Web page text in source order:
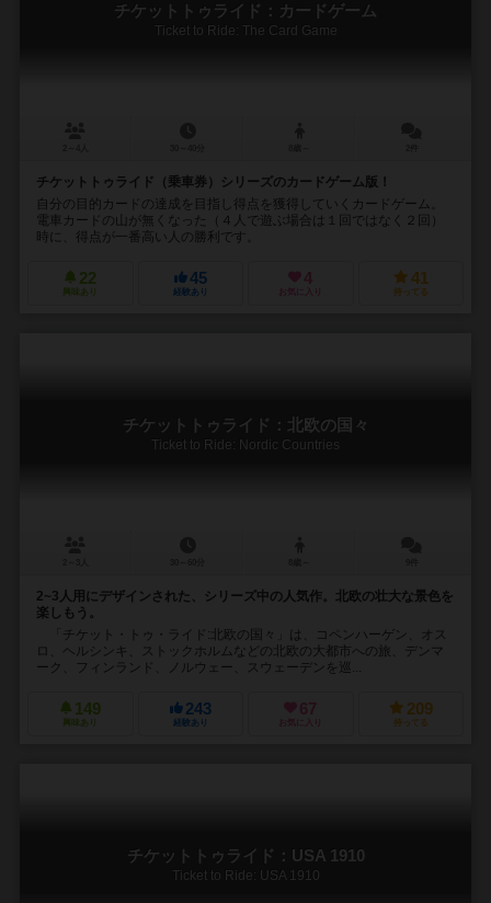
チケットトゥライド：カードゲーム
Ticket to Ride: The Card Game
チケットトゥライド（乗車券）シリーズのカードゲーム版！
自分の目的カードの達成を目指し得点を獲得していくカードゲーム。
電車カードの山が無くなった（４人で遊ぶ場合は１回ではなく２回）
時に、得点が一番高い人の勝利です。
22
興味あり
45
経験あり
4
お気に入り
41
持ってる
チケットトゥライド：北欧の国々
Ticket to Ride: Nordic Countries
2~3人用にデザインされた、シリーズ中の人気作。北欧の壮大な景色を
楽しもう。
「チケット・トゥ・ライド:北欧の国々」は、コペンハーゲン、オス
ロ、ヘルシンキ、ストックホルムなどの北欧の大都市への旅、デンマ
ーク、フィンランド、ノルウェー、スウェーデンを巡...
149
興味あり
243
経験あり
67
お気に入り
209
持ってる
チケットトゥライド：USA 1910
Ticket to Ride: USA 1910